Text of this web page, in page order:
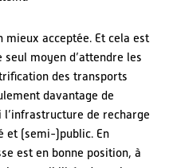
mieux acceptée. Et cela est
moyen d’attendre les
des transports
davantage de
de recharge
et (semi-)public. En
est en bonne position, à